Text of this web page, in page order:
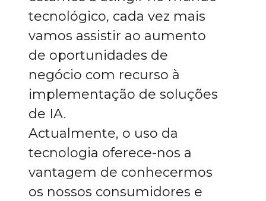
tecnológico, cada vez mais
vamos assistir ao aumento
de oportunidades de
negócio com recurso à
implementação de soluções
de IA.
Actualmente, o uso da
tecnologia oferece-nos a
vantagem de conhecermos
os nossos consumidores e